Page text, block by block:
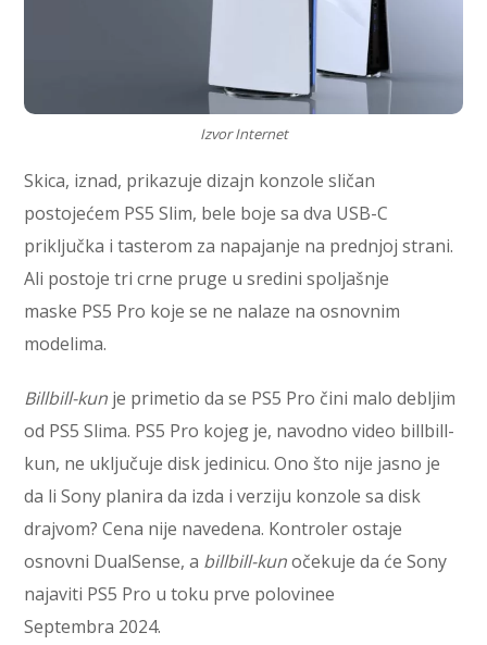
Izvor Internet
Skica, iznad, prikazuje dizajn konzole sličan
postojećem PS5 Slim, bele boje sa dva USB-C
priključka i tasterom za napajanje na prednjoj strani.
Ali postoje tri crne pruge u sredini spoljašnje
maske PS5 Pro koje se ne nalaze na osnovnim
modelima.
Billbill-kun je primetio da se PS5 Pro čini malo debljim
od PS5 Slima. PS5 Pro kojeg je, navodno video billbill-
kun, ne uključuje disk jedinicu. Ono što nije jasno je
da li Sony planira da izda i verziju konzole sa disk
drajvom? Cena nije navedena. Kontroler ostaje
osnovni DualSense, a billbill-kunočekuje da će Sony
najaviti PS5 Pro u toku prve polovinee
Septembra 2024.